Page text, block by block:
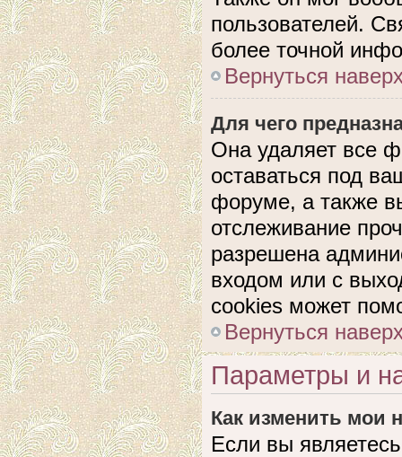
пользователей.
более точной
Вернуться
Для чего
Она удаляет все
оставаться под
форуме, а также
отслеживание
разрешена
входом или с
cookies может
Вернуться
Параметры и
Как изменить мои
Если вы